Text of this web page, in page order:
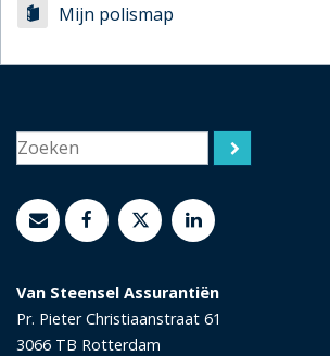
Mijn polismap
Van Steensel Assurantiën
Pr. Pieter Christiaanstraat 61
3066 TB Rotterdam